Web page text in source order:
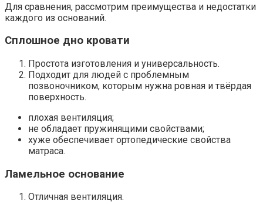
Для сравнения, рассмотрим преимущества и недостатки
каждого из оснований.
Сплошное дно кровати
Простота изготовления и универсальность.
Подходит для людей с проблемным
позвоночником, которым нужна ровная и твёрдая
поверхность.
плохая вентиляция;
не обладает пружинящими свойствами;
хуже обеспечивает ортопедические свойства
матраса.
Ламельное основание
Отличная вентиляция.